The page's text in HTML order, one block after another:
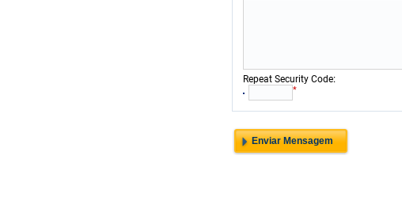
Repeat Security Code:
*